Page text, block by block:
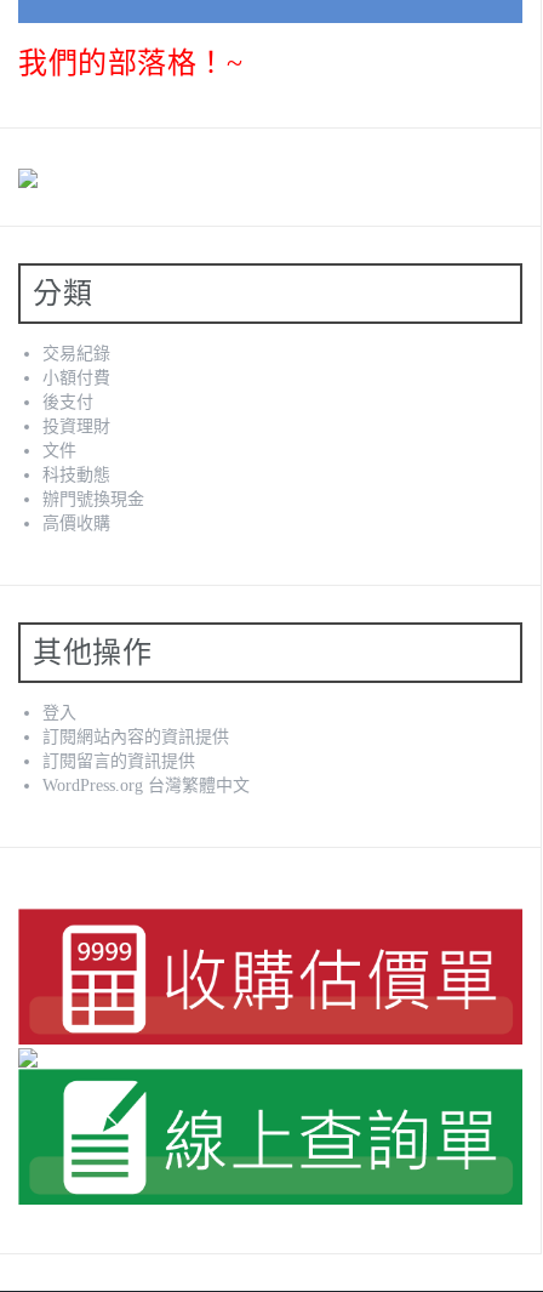
我們的部落格！~
分類
交易紀錄
小額付費
後支付
投資理財
文件
科技動態
辦門號換現金
高價收購
其他操作
登入
訂閱網站內容的資訊提供
訂閱留言的資訊提供
WordPress.org 台灣繁體中文